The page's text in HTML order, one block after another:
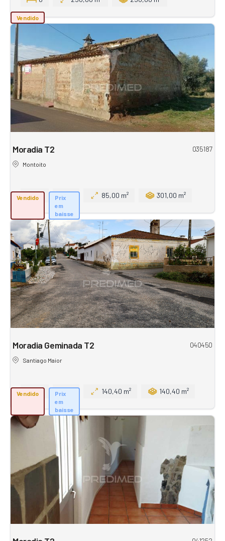
Vendido
Moradia T2 035187
Montoito
2 1 85,00 m² 301,00 m²
Vendido
Prix
em
baisse
Moradia Geminada T2 040450
Santiago Maior
2 1 140,40 m² 140,40 m²
Vendido
Prix
em
baisse